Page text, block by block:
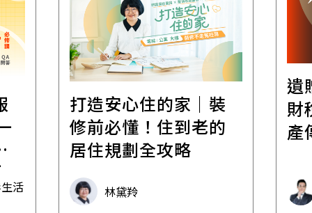
活
打造安心住的家｜裝
修前必懂！住到老的
居住規劃全攻略
林黛羚
遺
財
產